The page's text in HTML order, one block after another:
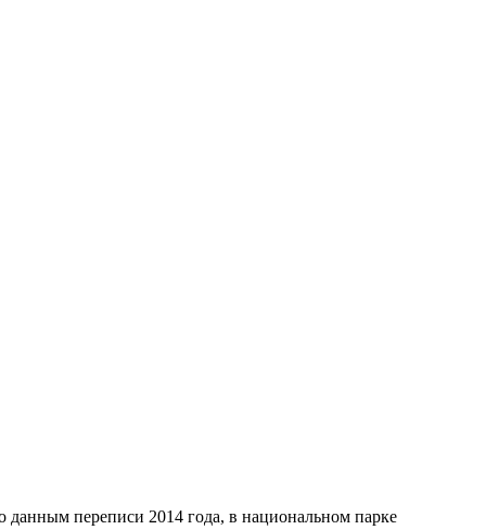
данным переписи 2014 года, в национальном парке